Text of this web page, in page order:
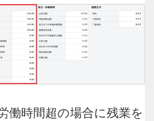
時間超の場合に残業を